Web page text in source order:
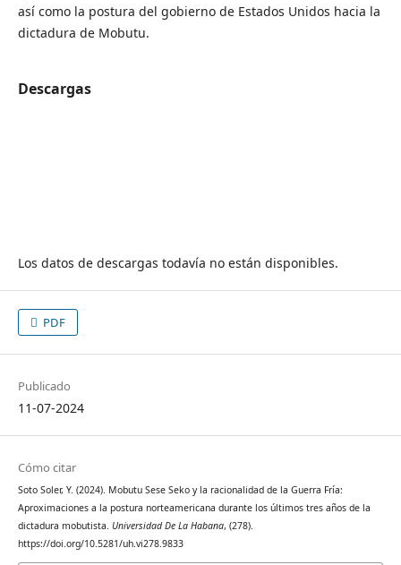
así como la postura del gobierno de Estados Unidos hacia la
dictadura de Mobutu.
Descargas
Los datos de descargas todavía no están disponibles.
PDF
Publicado
11-07-2024
Cómo citar
Soto Soler, Y. (2024). Mobutu Sese Seko y la racionalidad de la Guerra Fría:
Aproximaciones a la postura norteamericana durante los últimos tres años de la
dictadura mobutista. Universidad De La Habana, (278).
https://doi.org/10.5281/uh.vi278.9833